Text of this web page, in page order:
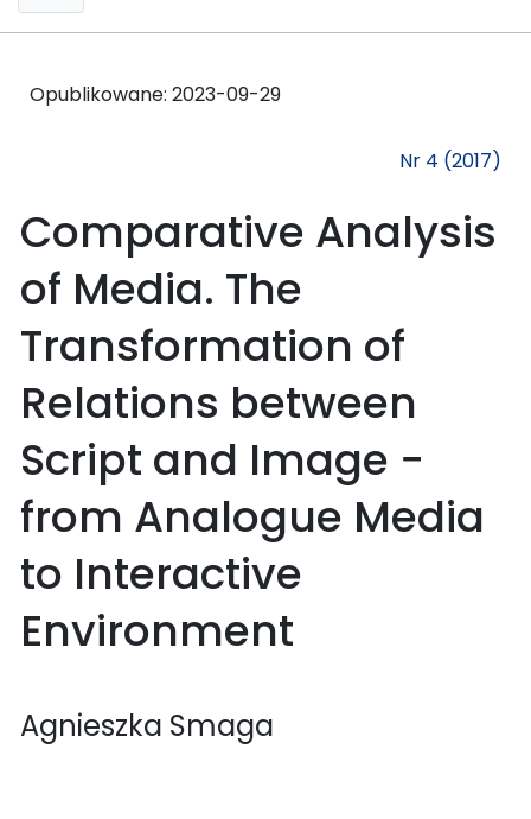
Opublikowane: 2023-09-29
Nr 4 (2017)
Comparative Analysis
of Media. The
Transformation of
Relations between
Script and Image −
from Analogue Media
to Interactive
Environment
Agnieszka Smaga